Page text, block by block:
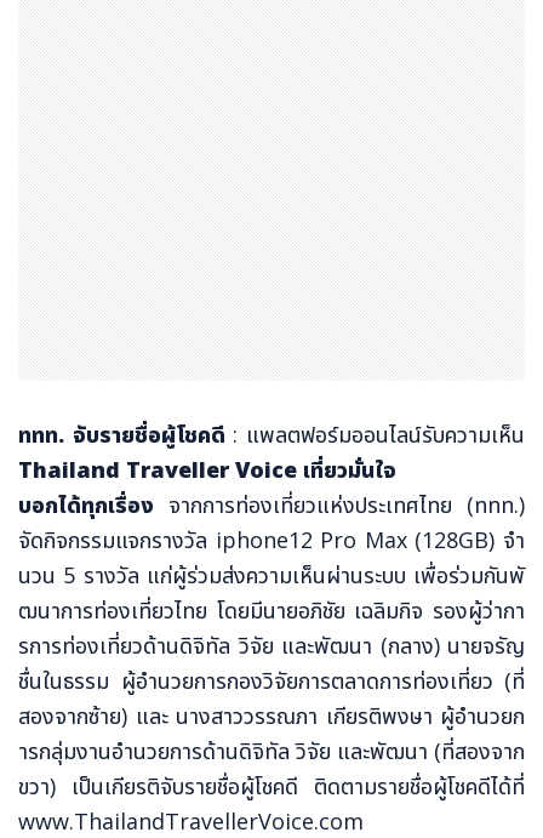
ททท. จับรายชื่อผู้โชคดี : แพลตฟอร์มออนไลน์รับความเห็น
Thailand Traveller Voice เที่ยวมั่นใจ
บอกได้ทุกเรื่อง จากการท่องเที่ยวแห่งประเทศไทย (ททท.)
จัดกิจกรรมแจกรางวัล iphone12 Pro Max (128GB) จำ
นวน 5 รางวัล แก่ผู้ร่วมส่งความเห็นผ่านระบบ เพื่อร่วมกันพั
ฒนาการท่องเที่ยวไทย โดยมีนายอภิชัย เฉลิมกิจ รองผู้ว่ากา
รการท่องเที่ยวด้านดิจิทัล วิจัย และพัฒนา (กลาง) นายจรัญ
ชื่นในธรรม ผู้อำนวยการกองวิจัยการตลาดการท่องเที่ยว (ที่
สองจากซ้าย) และ นางสาววรรณภา เกียรติพงษา ผู้อำนวยก
ารกลุ่มงานอำนวยการด้านดิจิทัล วิจัย และพัฒนา (ที่สองจาก
ขวา) เป็นเกียรติจับรายชื่อผู้โชคดี ติดตามรายชื่อผู้โชคดีได้ที่
www.ThailandTravellerVoice.com